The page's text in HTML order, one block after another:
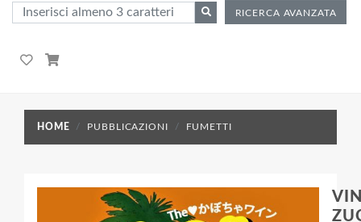
RICERCA AVANZATA
HOME PUBBLICAZIONI FUMETTI